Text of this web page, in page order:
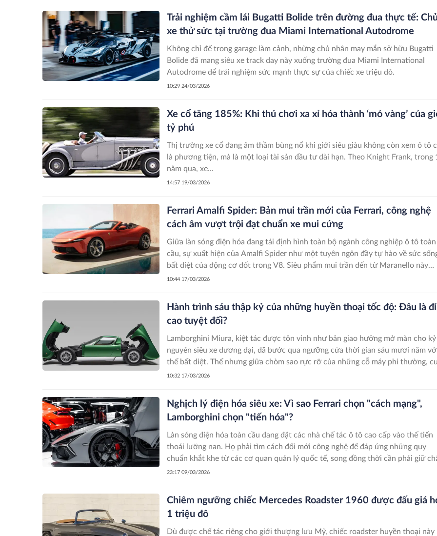
Trải nghiệm cầm lái Bugatti Bolide trên đường đua thực tế: Chủ
xe thử sức tại trường đua Miami International Autodrome
Không chỉ để trong garage làm cảnh, những chủ nhân may mắn sở hữu Bugatti
Bolide đã mang siêu xe track day này xuống trường đua Miami International
Autodrome để trải nghiệm sức mạnh thực sự của chiếc xe triệu đô.
10:29 24/03/2026
Xe cổ tăng 185%: Khi thú chơi xa xỉ hóa thành ‘mỏ vàng’ của
tỷ phú
Thị trường xe cổ đang âm thầm bùng nổ khi giới siêu giàu không còn xem ô tô
là phương tiện, mà là một loại tài sản đầu tư dài hạn. Theo Knight Frank, trong
năm qua, xe...
14:57 19/03/2026
Ferrari Amalfi Spider: Bản mui trần mới của Ferrari, công nghệ
cách âm vượt trội đạt chuẩn xe mui cứng
Giữa làn sóng điện hóa đang tái định hình toàn bộ ngành công nghiệp ô tô toàn
cầu, sự xuất hiện của Amalfi Spider như một tuyên ngôn đầy tự hào về sức
bất diệt của động cơ đốt trong V8. Siêu phẩm mui trần đến từ Maranello này
không chỉ đơn thuần là một chiếc xe thể thao, mà còn là minh chứng sống động
10:44 17/03/2026
Hành trình sáu thập kỷ của những huyền thoại tốc độ: Đâu là
cao tuyệt đối?
Lamborghini Miura, kiệt tác được tôn vinh như bản giao hưởng mở màn cho kỷ
nguyên siêu xe đương đại, đã bước qua ngưỡng cửa thời gian sáu mươi năm
thế bất diệt. Thế nhưng giữa chòm sao rực rỡ của những cỗ máy phi thường,
tranh luận về đỉnh cao tuyệt đối vẫn chưa có lời giải đáp dứt khoát: Đâu mới
10:32 17/03/2026
Nghịch lý điện hóa siêu xe: Vì sao Ferrari chọn "cách mạng",
Lamborghini chọn "tiến hóa"?
Làn sóng điện hóa toàn cầu đang đặt các nhà chế tác ô tô cao cấp vào thế tiến
thoái lưỡng nan. Họ phải tìm cách đổi mới công nghệ để đáp ứng những quy
chuẩn khắt khe từ các cơ quan quản lý quốc tế, song đồng thời cần phải giữ
những vị khách hàng tinh hoa, những người vẫn đang phân vân hoặc chưa thực
23:17 09/03/2026
Chiêm ngưỡng chiếc Mercedes Roadster 1960 được đấu giá
1 triệu đô
Dù được chế tác riêng cho giới thượng lưu Mỹ, chiếc roadster huyền thoại này